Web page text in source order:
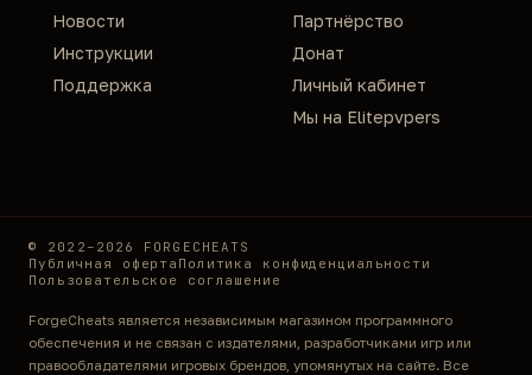
Новости
Инструкции
Поддержка
Партнёрство
Донат
Личный кабинет
Мы на Elitepvpers
© 2022–2026 FORGECHEATS
Публичная оферта Политика конфиденциальности
Пользовательское соглашение
ForgeCheats является независимым магазином программного
обеспечения и не связан с издателями, разработчиками игр или
правообладателями игровых брендов, упомянутых на сайте. Все